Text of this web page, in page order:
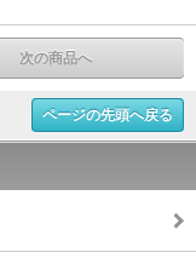
次の商品へ
ページの先頭へ戻る